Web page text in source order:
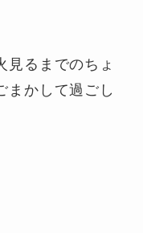
見るまでのちょ
まかして過ごし